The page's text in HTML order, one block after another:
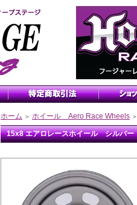
ホーム ＞ ホイール Aero Race Wheels ＞
15x8 エアロレースホイール シルバー